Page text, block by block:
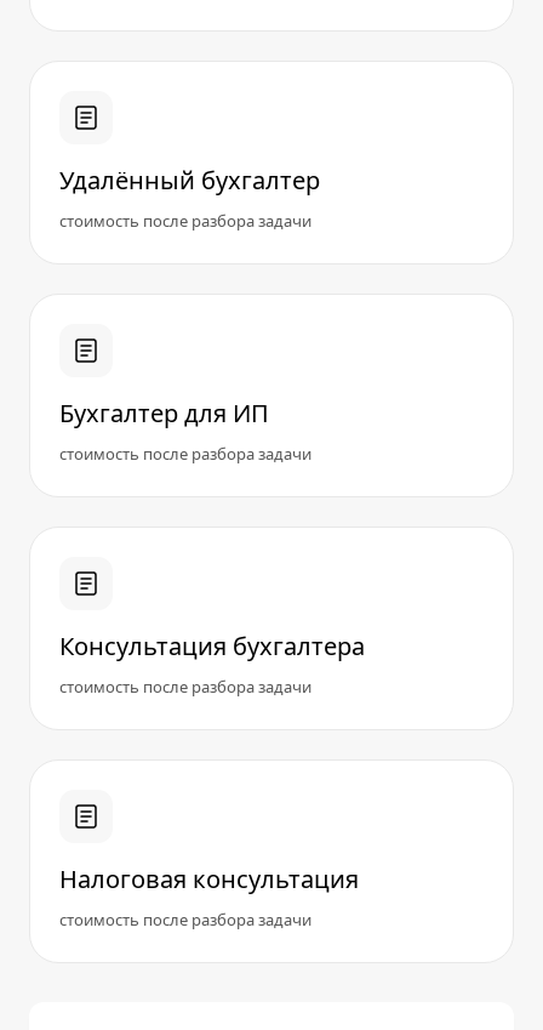
Удалённый бухгалтер
стоимость после разбора задачи
Бухгалтер для ИП
стоимость после разбора задачи
Консультация бухгалтера
стоимость после разбора задачи
Налоговая консультация
стоимость после разбора задачи